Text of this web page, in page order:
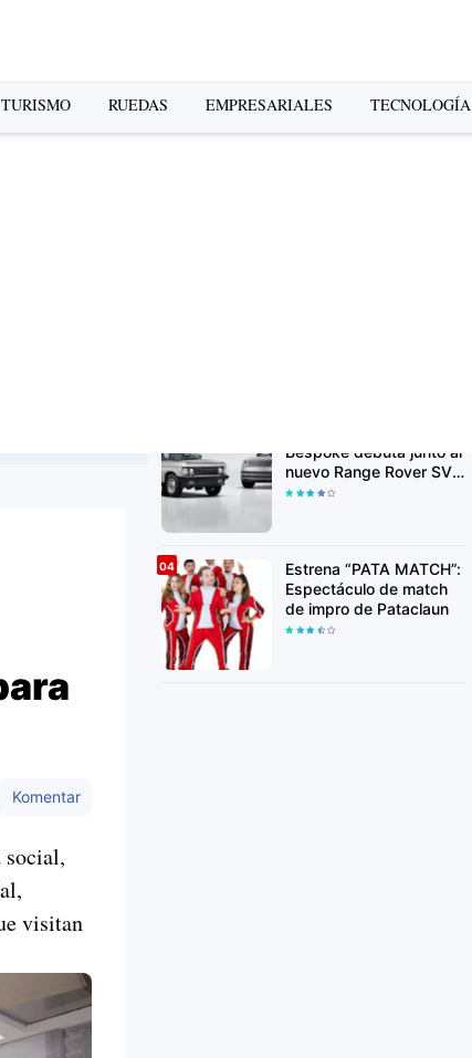
TURISMO RUEDAS EMPRESARIALES TECNOLOGÍA
Komentar
social,
visitan
semana
Bespoke debuta junto al
nuevo Range Rover SV
Ultra en Monterey Car
Estrena “PATA MATCH”:
Espectáculo de match
de impro de Pataclaun